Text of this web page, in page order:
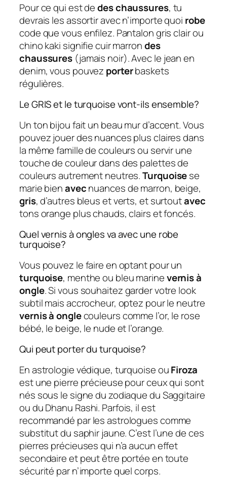
Pour ce qui est dedes chaussures, tu
devrais les assortir avec n’importe quoi robe
code que vous enfilez. Pantalon gris clair ou
chino kaki signifie cuir marrondes
chaussures (jamais noir). Avec le jean en
denim, vous pouvez porterbaskets
régulières.
Le GRIS et le turquoise vont-ils ensemble?
Un ton bijou fait un beau mur d’accent. Vous
pouvez jouer des nuances plus claires dans
la même famille de couleurs ou servir une
touche de couleur dans des palettes de
couleurs autrement neutres.Turquoisese
marie bienavecnuances de marron, beige,
gris, d’autres bleus et verts, et surtoutavec
tons orange plus chauds, clairs et foncés.
Quel vernis à ongles va avec une robe
turquoise?
Vous pouvez le faire en optant pour un
turquoise, menthe ou bleu marinevernis à
ongle. Si vous souhaitez garder votre look
subtil mais accrocheur, optez pour le neutre
vernis à onglecouleurs comme l’or, le rose
bébé, le beige, le nude et l’orange.
Qui peut porter du turquoise?
En astrologie védique, turquoise ouFiroza
est une pierre précieuse pour ceux qui sont
nés sous le signe du zodiaque du Saggitaire
ou du Dhanu Rashi. Parfois, il est
recommandé par les astrologues comme
substitut du saphir jaune. C’est l’une de ces
pierres précieuses qui n’a aucun effet
secondaire et peut être portée en toute
sécurité par n’importe quel corps.